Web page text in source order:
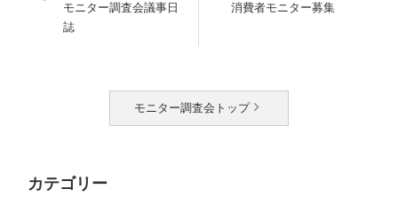
モニター調査会議事日
誌
消費者モニター募集
モニター調査会トップ
カテゴリー